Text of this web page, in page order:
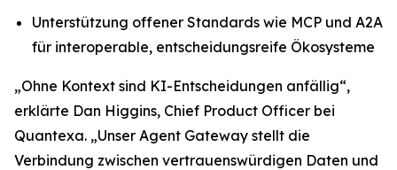
Unterstützung offener Standards wie MCP und A2A
für interoperable, entscheidungsreife Ökosysteme
„Ohne Kontext sind KI-Entscheidungen anfällig“,
erklärte Dan Higgins, Chief Product Officer bei
Quantexa. „Unser Agent Gateway stellt die
Verbindung zwischen vertrauenswürdigen Daten und